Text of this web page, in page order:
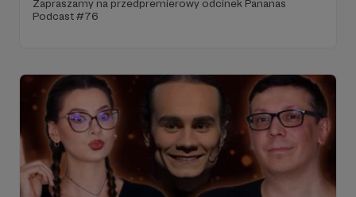
Zapraszamy na przedpremierowy odcinek Pananas
Podcast #76